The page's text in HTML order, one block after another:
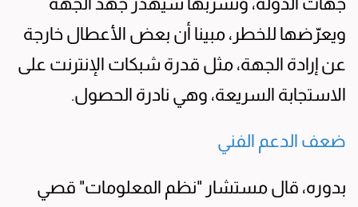
ويعرّضها للخطر، مبينا أن بعض الأعطال خارجة
عن إرادة الجهة، مثل قدرة شبكات الإنترنت على
الاستجابة السريعة، وهي نادرة الحصول.
ضعف الدعم الفني
بدوره، قال مستشار "نظم المعلومات" قصي